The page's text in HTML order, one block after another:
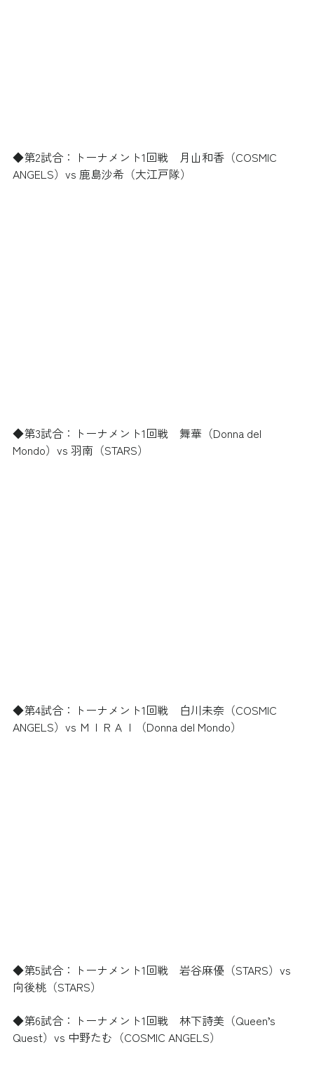
◆第2試合：トーナメント1回戦　月山和香（COSMIC
ANGELS）vs 鹿島沙希（大江戸隊）
◆第3試合：トーナメント1回戦　舞華（Donna del
Mondo）vs 羽南（STARS）
◆第4試合：トーナメント1回戦　白川未奈（COSMIC
ANGELS）vs ＭＩＲＡＩ（Donna del Mondo）
◆第5試合：トーナメント1回戦　岩谷麻優（STARS）vs
向後桃（STARS）
◆第6試合：トーナメント1回戦　林下詩美（Queen’s
Quest）vs 中野たむ（COSMIC ANGELS）